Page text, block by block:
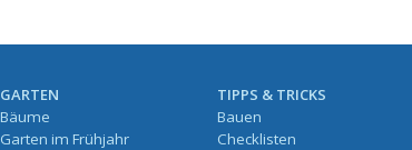
GARTEN
Bäume
Garten im Frühjahr
TIPPS & TRICKS
Bauen
Checklisten